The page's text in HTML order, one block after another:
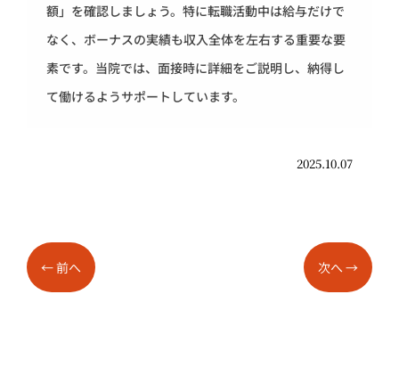
額」を確認しましょう。特に転職活動中は給与だけで
なく、ボーナスの実績も収入全体を左右する重要な要
素です。当院では、面接時に詳細をご説明し、納得し
て働けるようサポートしています。
2025.10.07
←前へ 次へ →